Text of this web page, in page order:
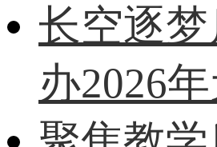
长空逐
办2026